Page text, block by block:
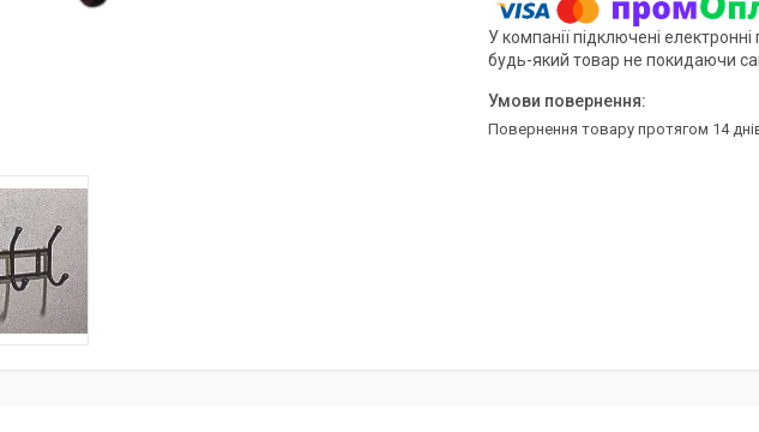
У компанії підключені
будь-який товар не покидаючи
повернення товару протягом 14